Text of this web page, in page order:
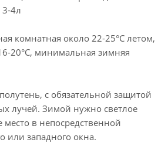
3-4л
комнатная около 22-25°С летом,
20°С, минимальная зимняя
с обязательной защитой
лучей. Зимой нужно светлое
в непосредственной
или западного окна.